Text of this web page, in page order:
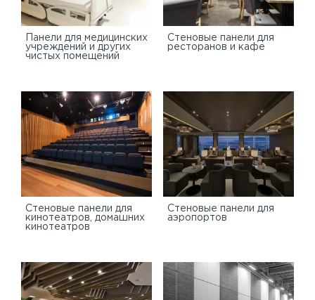
Панели для медицинских
учреждений и других
чистых помещений
Стеновые панели для
ресторанов и кафе
Стеновые панели для
кинотеатров, домашних
кинотеатров
Стеновые панели для
аэропортов